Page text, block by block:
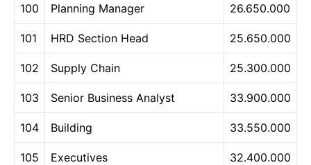
100 Planning Manager 26.650.000
101 HRD Section Head 25.650.000
102 Supply Chain 25.300.000
103 Senior Business Analyst 33.900.000
104 Building 33.550.000
105 Executives 32.400.000